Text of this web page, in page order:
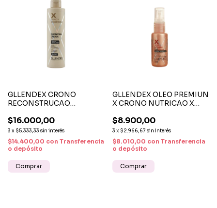
GLLENDEX CRONO
RECONSTRUCAO
$16.000,00
3 x $5.333,33 sin interés
$14.400,00 con Transferencia
o depósito
GLLENDEX OLEO PREMIUN
X CRONO NUTRICAO X
$8.900,00
3 x $2.966,67 sin interés
$8.010,00 con Transferencia
o depósito